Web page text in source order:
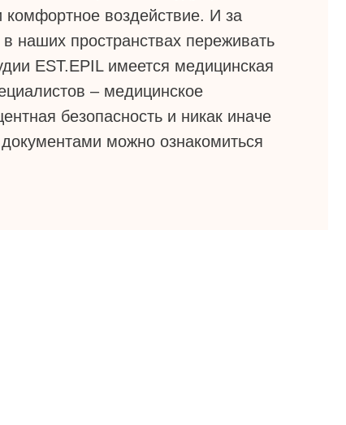
воздействие. И за
наших пространствах переживать
EST.EPIL имеется медицинская
– медицинское
безопасность и никак иначе
можно ознакомиться